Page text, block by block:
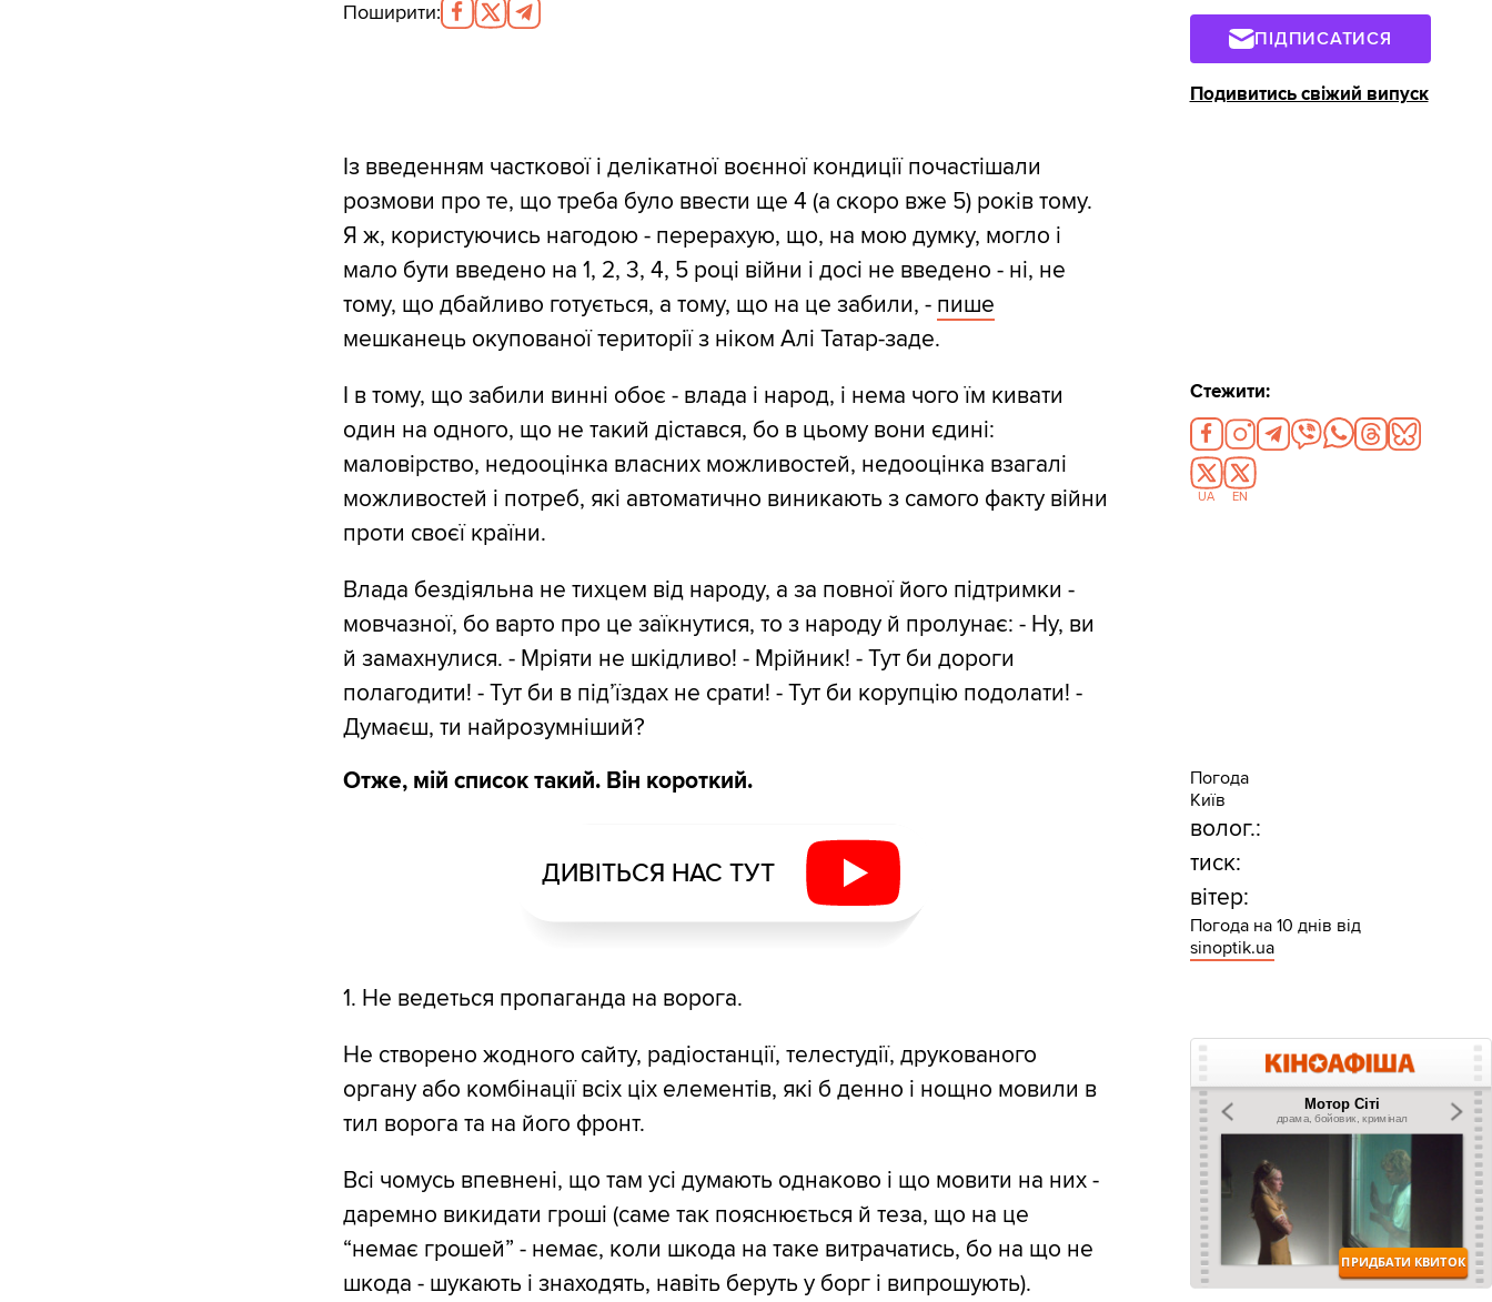
Поширити:
Із введенням часткової і делікатної воєнної кондиції почастішали
розмови про те, що треба було ввести ще 4 (а скоро вже 5) років тому.
Я ж, користуючись нагодою - перерахую, що, на мою думку, могло і
мало бути введено на 1, 2, 3, 4, 5 році війни і досі не введено - ні, не
тому, що дбайливо готується, а тому, що на це забили, - пише
мешканець окупованої території з ніком Алі Татар-заде.
І в тому, що забили винні обоє - влада і народ, і нема чого їм кивати
один на одного, що не такий дістався, бо в цьому вони єдині:
маловірство, недооцінка власних можливостей, недооцінка взагалі
можливостей і потреб, які автоматично виникають з самого факту війни
проти своєї країни.
Влада бездіяльна не тихцем від народу, а за повної його підтримки -
мовчазної, бо варто про це заїкнутися, то з народу й пролунає: - Ну, ви
й замахнулися. - Мріяти не шкідливо! - Мрійник! - Тут би дороги
полагодити! - Тут би в під’їздах не срати! - Тут би корупцію подолати! -
Думаєш, ти найрозумніший?
Отже, мій список такий. Він короткий.
ДИВІТЬСЯ НАС ТУТ
1. Не ведеться пропаганда на ворога.
Не створено жодного сайту, радіостанції, телестудії, друкованого
органу або комбінації всіх ціх елементів, які б денно і нощно мовили в
тил ворога та на його фронт.
Всі чомусь впевнені, що там усі думають однаково і що мовити на них -
даремно викидати гроші (саме так пояснюється й теза, що на це
“немає грошей” - немає, коли шкода на таке витрачатись, бо на що не
шкода - шукають і знаходять, навіть беруть у борг і випрошують).
ПІДПИСАТИСЯ
Подивитись свіжий випуск
Стежити:
UA EN
Погода
Київ
волог.:
тиск:
вітер:
Погода на 10 днів від
sinoptik.ua